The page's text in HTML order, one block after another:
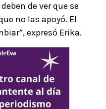
de ver que se
no las apoyó. El
expresó Erika.